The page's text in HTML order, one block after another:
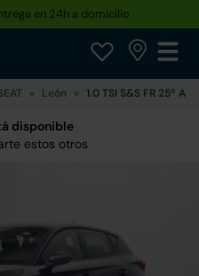
en 24h a domicilio
León 1.0 TSI S&S FR 25º
disponible
estos otros